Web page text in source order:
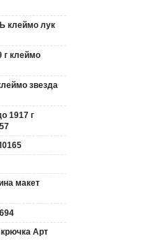
клеймо лук
г клеймо
звезда
1917 г
макет
крючка Арт